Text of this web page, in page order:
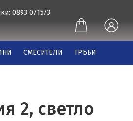
0893 071573
СМЕСИТЕЛИ ТРЪБИ
2, светло